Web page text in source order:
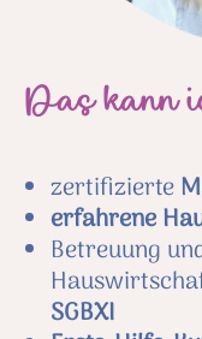
Das kann
zertifizierte
erfahrene
Betreuung
SGBXI